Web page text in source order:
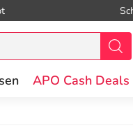
APO Cash Deals